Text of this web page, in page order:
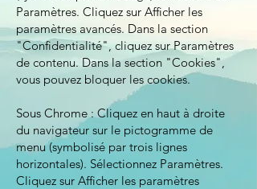
Paramètres. Cliquez sur Afficher les
paramètres avancés. Dans la section
"Confidentialité", cliquez sur Paramètres
de contenu. Dans la section "Cookies",
vous pouvez bloquer les cookies.
Sous Chrome : Cliquez en haut à droite
du navigateur sur le pictogramme de
menu (symbolisé par trois lignes
horizontales). Sélectionnez Paramètres.
Cliquez sur Afficher les paramètres